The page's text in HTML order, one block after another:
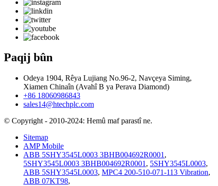
Paqij bûn
Odeya 1904, Rêya Lujiang No.96-2, Navçeya Siming,
Xiamen Chinaîn (Avahî B ya Perava Diamond)
+86 18060986843
sales14@htechplc.com
© Copyright - 2010-2024: Hemû maf parastî ne.
Sitemap
AMP Mobile
ABB 5SHY3545L0003 3BHB004692R0001 ,
5SHY3545L0003 3BHB004692R0001 , 5SHY3545L0003,
ABB 5SHY3545L0003, MPC4 200-510-071-113 Vibration,
ABB 07KT98,